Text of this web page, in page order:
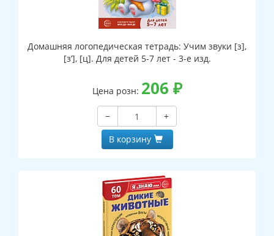
Домашняя логопедическая тетрадь: Учим звуки [з],
[з’], [ц]. Для детей 5-7 лет - 3-е изд.
Цена розн: 206 ₽
−
+
В корзину